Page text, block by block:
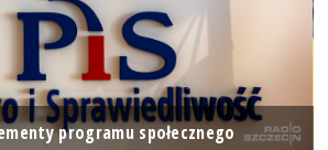
programu społecznego